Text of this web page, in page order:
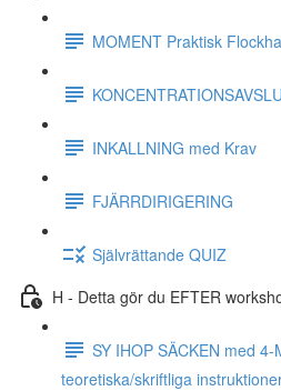
MOMENT Praktisk
INKALLNING med Krav
FJÄRRDIRIGERING
Självrättande QUIZ
H - Detta gör du EFTER
SY IHOP SÄCKEN med 4-
teoretiska/skriftliga